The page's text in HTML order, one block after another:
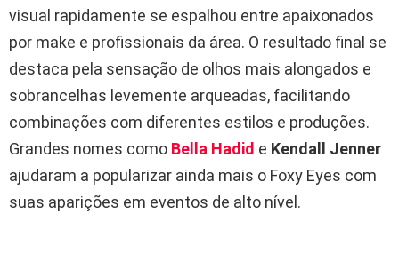
visual rapidamente se espalhou entre apaixonados
por make e profissionais da área. O resultado final se
destaca pela sensação de olhos mais alongados e
sobrancelhas levemente arqueadas, facilitando
combinações com diferentes estilos e produções.
Grandes nomes como Bella Hadid e Kendall Jenner
ajudaram a popularizar ainda mais o Foxy Eyes com
suas aparições em eventos de alto nível.